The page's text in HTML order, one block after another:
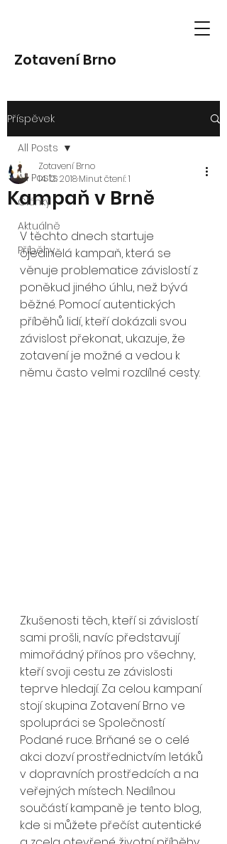
Zotavení Brno
Příspěvek
All Posts
Články
Aktuálně
Příběhy
All Posts
Kampaň v Brně
Zotavení Brno
14. 12. 2018Minut čtení: 1
V těchto dnech startuje
ojedinělá kampaň, která se
věnuje problematice závislostí z
poněkud jiného úhlu, než bývá
běžné. Pomocí autentických
příběhů lidí, kteří dokázali svou
závislost překonat, ukazuje, že
zotavení je možné a vedou k
němu často velmi rozdílné cesty.
Zkušenosti těch, kteří si závislostí
sami prošli, navíc představují
mimořádný přínos pro všechny,
kteří svoji cestu ze závislosti
teprve hledají. Za celou kampaní
stojí skupina Zotavení Brno ve
spolupráci se Společností
Podané ruce. Brňané se o celé
akci dozví prostřednictvím letáků
v dopravních prostředcích a na
veřejných místech. Nedílnou
součástí kampaně je tento blog,
kde si můžete přečíst autentické